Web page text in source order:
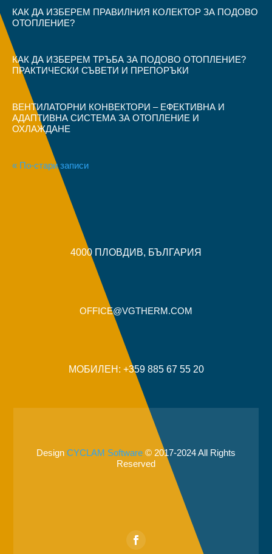
КАК ДА ИЗБЕРЕМ ПРАВИЛНИЯ КОЛЕКТОР ЗА ПОДОВО
ОТОПЛЕНИЕ?
КАК ДА ИЗБЕРЕМ ТРЪБА ЗА ПОДОВО ОТОПЛЕНИЕ?
ПРАКТИЧЕСКИ СЪВЕТИ И ПРЕПОРЪКИ
ВЕНТИЛАТОРНИ КОНВЕКТОРИ – ЕФЕКТИВНА И
АДАПТИВНА СИСТЕМА ЗА ОТОПЛЕНИЕ И
ОХЛАЖДАНЕ
« По-стари записи
4000 ПЛОВДИВ, БЪЛГАРИЯ
OFFICE@VGTHERM.COM
МОБИЛЕН: +359 885 67 55 20
Design CYCLAM Software © 2017-2024 All Rights
Reserved